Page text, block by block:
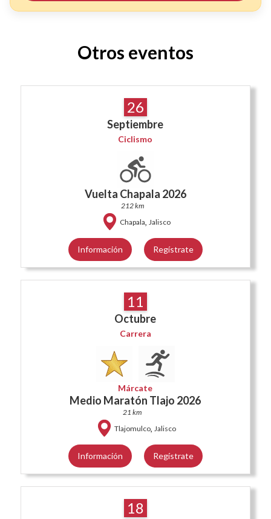
Otros eventos
26
Septiembre
Ciclismo
Vuelta Chapala 2026
212 km
Chapala, Jalisco
Información Regístrate
11
Octubre
Carrera
Márcate
Medio Maratón Tlajo 2026
21 km
Tlajomulco, Jalisco
Información Regístrate
18